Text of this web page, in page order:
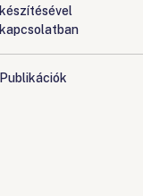
készítésével
kapcsolatban
Publikációk